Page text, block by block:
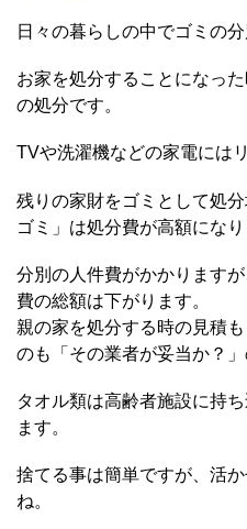
日々の暮らしの中でゴミの
お家を処分することになっ
の処分です。
TVや洗濯機などの家電には
残りの家財をゴミとして処
ゴミ」は処分費が高額になり
分別の人件費がかかります
費の総額は下がります。
親の家を処分する時の見積
のも「その業者が妥当か？」
タオル類は高齢者施設に持
ます。
捨てる事は簡単ですが、活
ね。